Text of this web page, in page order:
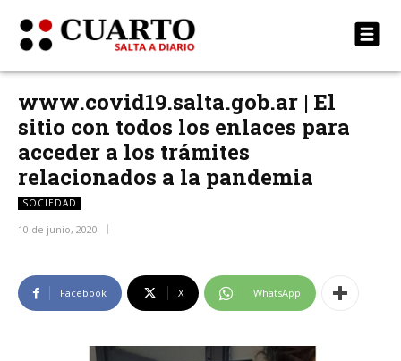
www.covid19.salta.gob.ar | El
sitio con todos los enlaces para
acceder a los trámites
relacionados a la pandemia
SOCIEDAD
10 de junio, 2020
Facebook X WhatsApp